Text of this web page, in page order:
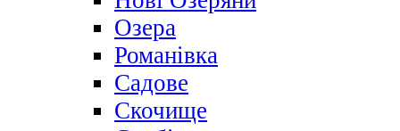
Озера
Романівка
Садове
Скочище